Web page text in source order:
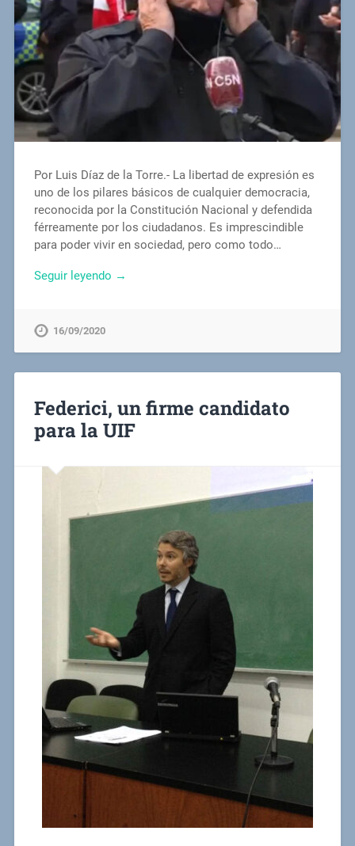
Por Luis Díaz de la Torre.- La libertad de expresión es
uno de los pilares básicos de cualquier democracia,
reconocida por la Constitución Nacional y defendida
férreamente por los ciudadanos. Es imprescindible
para poder vivir en sociedad, pero como todo…
Seguir leyendo →
16/09/2020
Federici, un firme candidato
para la UIF